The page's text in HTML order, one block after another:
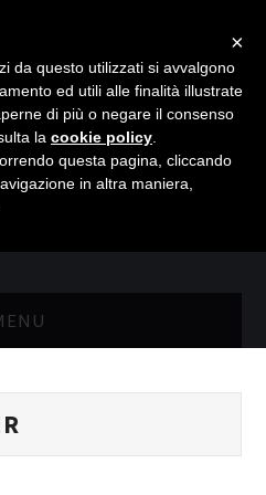
×
da questo utilizzati si avvalgono
ed utili alle finalità illustrate
di più o negare il consenso
la cookie policy
questa pagina, cliccando
in altra maniera,